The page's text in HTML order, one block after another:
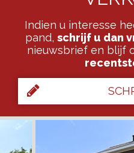
Indien u interesse
pand, schrijf u dan
nieuwsbrief en blijf